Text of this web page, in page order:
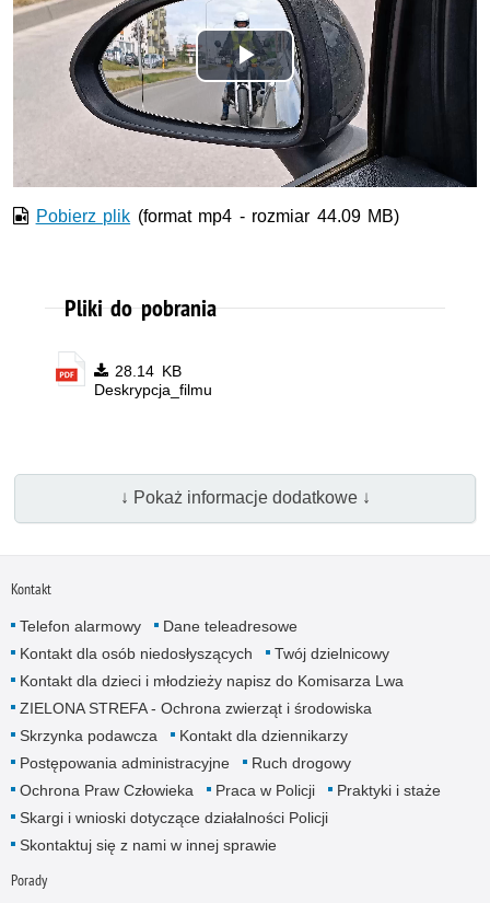
Odtwórz
wideo
Pobierz plik (format mp4 - rozmiar 44.09 MB)
Pliki do pobrania
28.14 KB
Deskrypcja_filmu
↓ Pokaż informacje dodatkowe ↓
Kontakt
Telefon alarmowy
Dane teleadresowe
Kontakt dla osób niedosłyszących
Twój dzielnicowy
Kontakt dla dzieci i młodzieży napisz do Komisarza Lwa
ZIELONA STREFA - Ochrona zwierząt i środowiska
Skrzynka podawcza
Kontakt dla dziennikarzy
Postępowania administracyjne
Ruch drogowy
Ochrona Praw Człowieka
Praca w Policji
Praktyki i staże
Skargi i wnioski dotyczące działalności Policji
Skontaktuj się z nami w innej sprawie
Porady